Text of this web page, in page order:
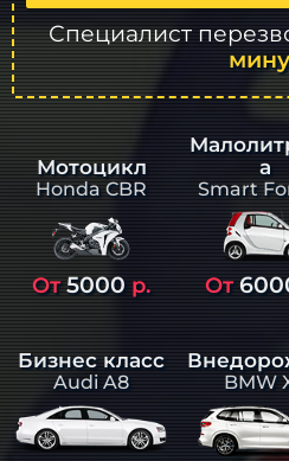
Специалист
Мотоцикл
Honda CBR
От5000 р.
а
Smart
От
Бизнес класс
Audi A8 BMW